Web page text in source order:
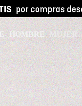
HOMBRE MUJER